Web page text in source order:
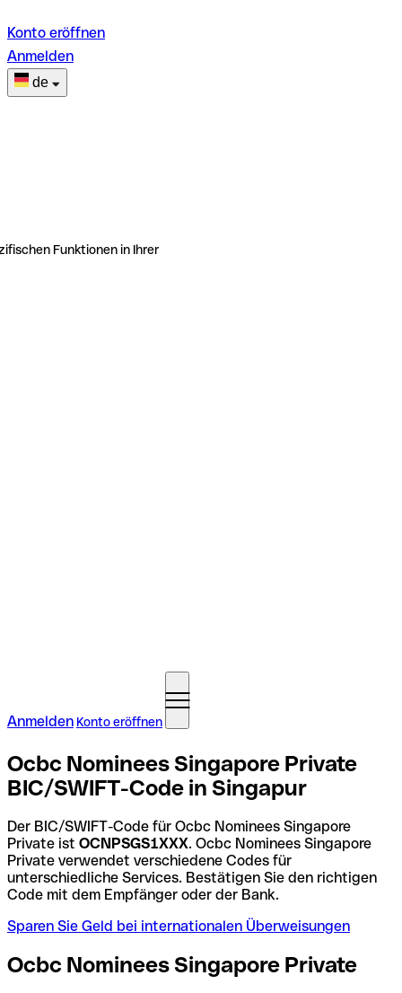
Konto eröffnen
Anmelden
de
Funktionen in Ihrer
Anmelden Konto eröffnen
Ocbc Nominees Singapore Private
BIC/SWIFT-Code in Singapur
Der BIC/SWIFT-Code für Ocbc Nominees Singapore
Private ist OCNPSGS1XXX. Ocbc Nominees Singapore
Private verwendet verschiedene Codes für
unterschiedliche Services. Bestätigen Sie den richtigen
Code mit dem Empfänger oder der Bank.
Sparen Sie Geld bei internationalen Überweisungen
Ocbc Nominees Singapore Private